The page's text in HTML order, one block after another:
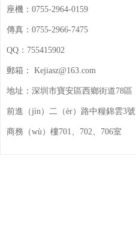
座機： 0755-2964-0159
傳真： 0755-2966-7475
QQ： 755415902
郵箱： Kejiasz@163.com
地址： 深圳市寶安區西鄉街道78區
前進（jìn）二（èr）路中糧錦雲3號
商務（wù）樓701、702、706室